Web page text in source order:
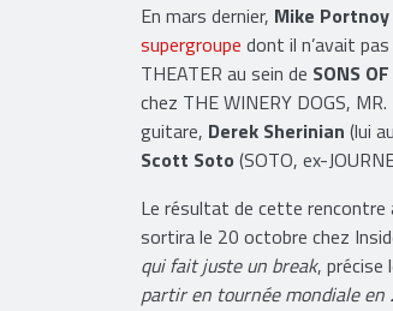
En mars dernier, Mike Portnoy
supergroupe dont il n’avait
THEATER au sein de SONS
chez THE WINERY DOGS,
guitare, Derek Sherinian (lui
Scott Soto (SOTO, ex-
Le résultat de cette
sortira le 20 octobre chez
qui fait juste un break, précise
partir en tournée mondiale en